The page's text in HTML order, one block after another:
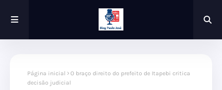
Página inicial
O braço direito do prefeito de Itapebi critica
decisão judicial